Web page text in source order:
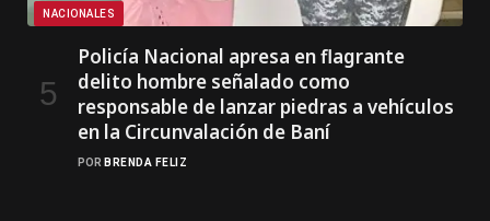
NACIONALES
Policía Nacional apresa en flagrante
delito hombre señalado como
responsable de lanzar piedras a vehículos
en la Circunvalación de Baní
POR BRENDA FELIZ